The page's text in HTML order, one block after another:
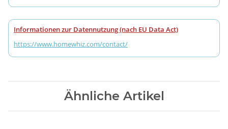
Informationen zur Datennutzung (nach EU Data Act)
https://www.homewhiz.com/contact/
Ähnliche Artikel